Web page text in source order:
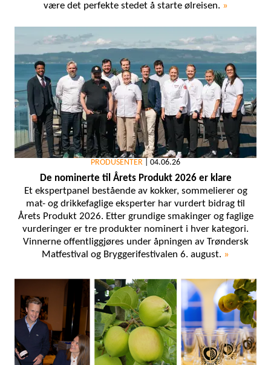
være det perfekte stedet å starte ølreisen. »
PRODUSENTER 04.06.26
De nominerte til Årets Produkt 2026 er klare
Et ekspertpanel bestående av kokker, sommelierer og
mat- og drikkefaglige eksperter har vurdert bidrag til
Årets Produkt 2026. Etter grundige smakinger og faglige
vurderinger er tre produkter nominert i hver kategori.
Vinnerne offentliggjøres under åpningen av Trøndersk
Matfestival og Bryggerifestivalen 6. august. »